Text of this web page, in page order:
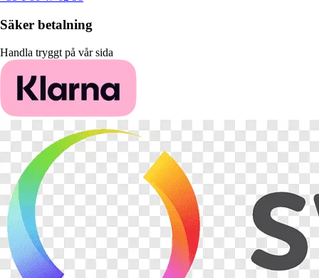
Säker betalning
Handla tryggt på vår sida